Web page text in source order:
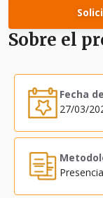
Sobre el
Fecha
27/03/